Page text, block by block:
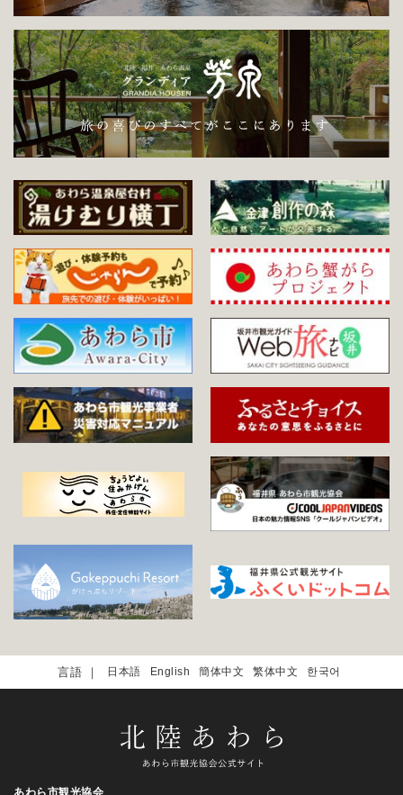
日本語 English 簡体中文 繁体中文 한국어
あわら市観光協会